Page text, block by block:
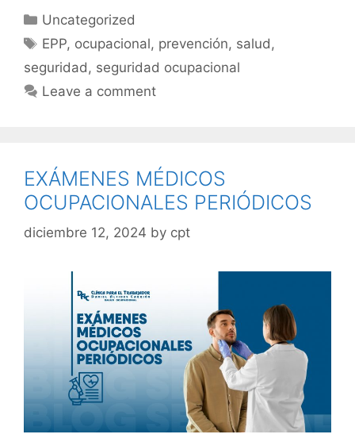
Uncategorized
EPP, ocupacional, prevención, salud ,
seguridad , seguridad ocupacional
Leave a comment
EXÁMENES MÉDICOS
OCUPACIONALES PERIÓDICOS
diciembre 12, 2024 by cpt